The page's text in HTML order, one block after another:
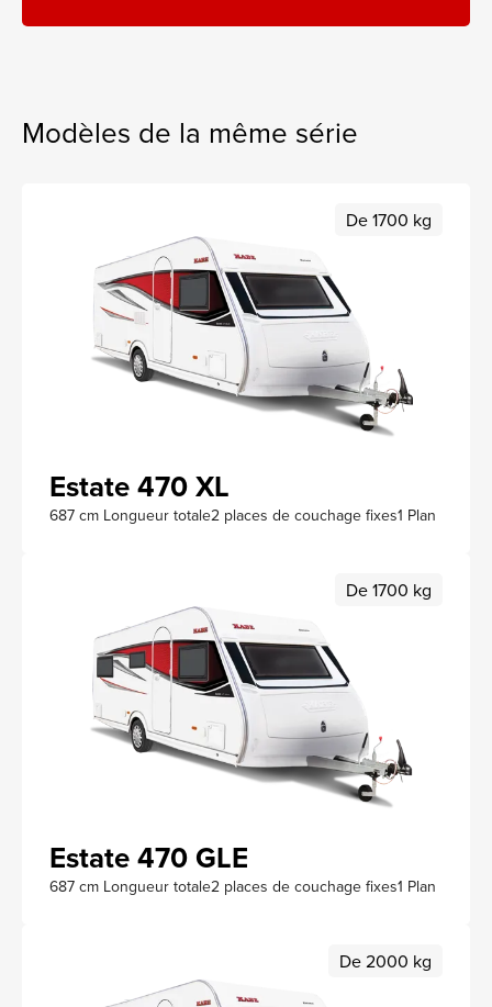
Modèles de la même série
De 1700 kg
Estate 470 XL
687 cm Longueur totale2 places de couchage fixes1 Plan
De 1700 kg
Estate 470 GLE
687 cm Longueur totale2 places de couchage fixes1 Plan
De 2000 kg